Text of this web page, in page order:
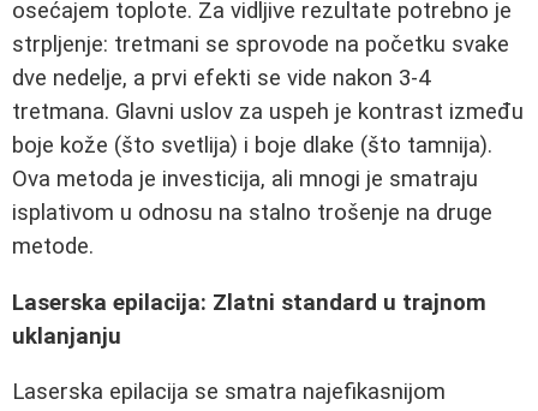
osećajem toplote. Za vidljive rezultate potrebno je
strpljenje: tretmani se sprovode na početku svake
dve nedelje, a prvi efekti se vide nakon 3-4
tretmana. Glavni uslov za uspeh je kontrast između
boje kože (što svetlija) i boje dlake (što tamnija).
Ova metoda je investicija, ali mnogi je smatraju
isplativom u odnosu na stalno trošenje na druge
metode.
Laserska epilacija: Zlatni standard u trajnom
uklanjanju
Laserska epilacija se smatra najefikasnijom